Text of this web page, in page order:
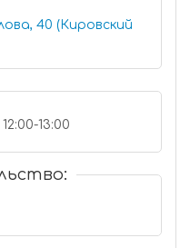
40 (Кировский
13:00